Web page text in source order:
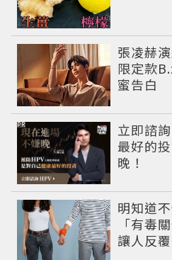
張凌赫
限定款
蜜告白
立即諮
最好的
晚！
PR
明知道
「有毒
讓人反